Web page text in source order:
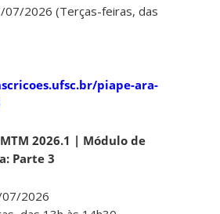
2026 (Terças-feiras, das
piape-ara-
2026.1 | Módulo de
Parte 3
2026